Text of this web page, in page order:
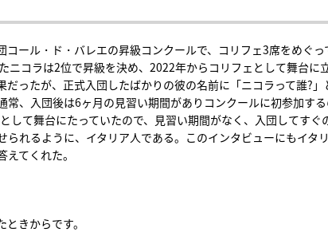
ール・ド・バレエの昇級コンクールで、コリフェ3席をめぐっ
ニコラは2位で昇級を決め、2022年からコリフェとして舞台に
ったが、正式入団したばかりの彼の名前に「ニコラって誰?」
、入団後は6ヶ月の見習い期間がありコンクールに初参加す
して舞台にたっていたので、見習い期間がなく、入団してすぐ
れるように、イタリア人である。このインタビューにもイタ
てくれた。
きからです。